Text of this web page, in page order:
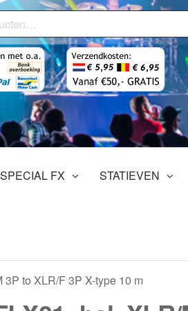
SPECIAL FX STATIEVEN
to XLR/F 3P X-type 10 m